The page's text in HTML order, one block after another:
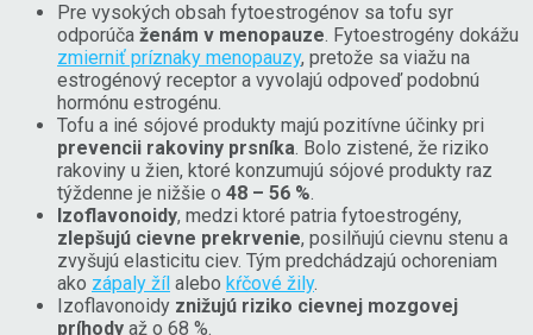
Pre vysokých obsah fytoestrogénov sa tofu syr
odporúča ženám v menopauze. Fytoestrogény dokážu
zmierniť príznaky menopauzy, pretože sa viažu na
estrogénový receptor a vyvolajú odpoveď podobnú
hormónu estrogénu.
Tofu a iné sójové produkty majú pozitívne účinky pri
prevencii rakoviny prsníka. Bolo zistené, že riziko
rakoviny u žien, ktoré konzumujú sójové produkty raz
týždenne je nižšie o 48 – 56 %.
Izoflavonoidy, medzi ktoré patria fytoestrogény,
zlepšujú cievne prekrvenie, posilňujú cievnu stenu a
zvyšujú elasticitu ciev. Tým predchádzajú ochoreniam
ako zápaly žíl alebo kŕčové žily.
Izoflavonoidy znižujú riziko cievnej mozgovej
príhody až o 68 %.